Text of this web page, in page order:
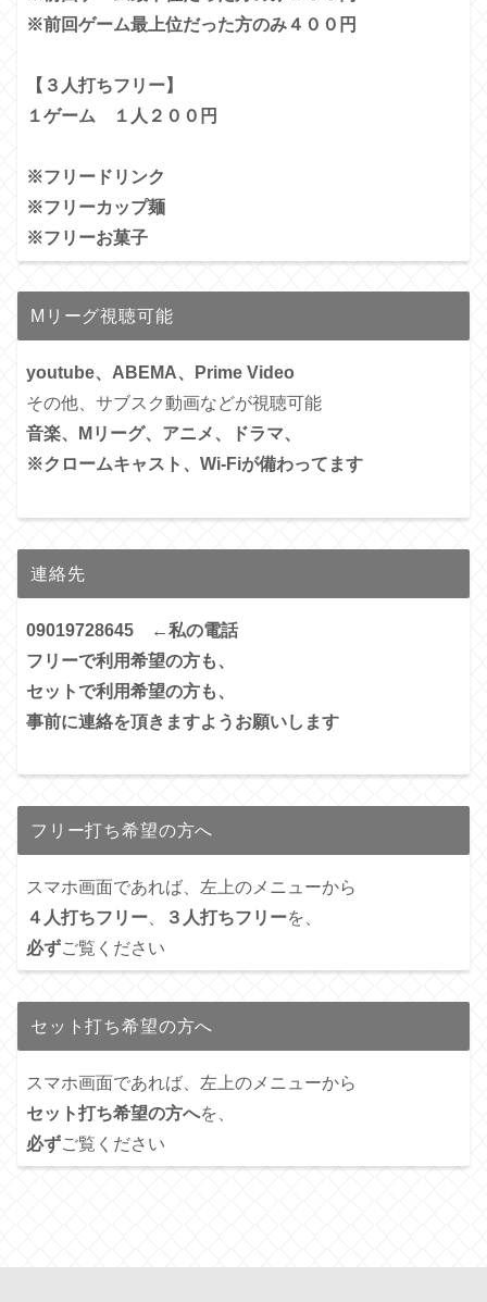
※前回ゲーム最上位だった方のみ４００円
【３人打ちフリー】
１ゲーム １人２００円
※フリードリンク
※フリーカップ麺
※フリーお菓子
Mリーグ視聴可能
youtube、ABEMA、Prime Video
その他、サブスク動画などが視聴可能
音楽、Mリーグ、アニメ、ドラマ、
※クロームキャスト、Wi-Fiが備わってます
連絡先
09019728645 ←私の電話
フリーで利用希望の方も、
セットで利用希望の方も、
事前に連絡を頂きますようお願いします
フリー打ち希望の方へ
スマホ画面であれば、左上のメニューから
４人打ちフリー
３人打ちフリーを、
必ずご覧ください
セット打ち希望の方へ
スマホ画面であれば、左上のメニューから
セット打ち希望の方へを、
必ずご覧ください